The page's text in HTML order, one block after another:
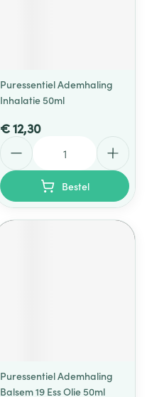
Puressentiel Ademhaling
Inhalatie 50ml
€ 12,30
Bestel
Puressentiel Ademhaling
Balsem 19 Ess Olie 50ml